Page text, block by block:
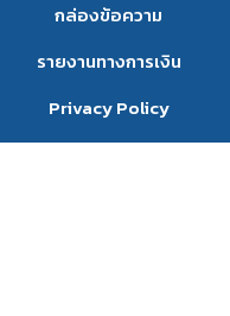
กล่องข้อความ
รายงานทางการเงิน
Privacy Policy